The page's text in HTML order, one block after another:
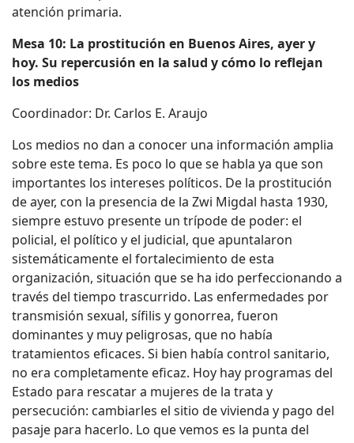
atención primaria.
Mesa 10: La prostitución en Buenos Aires, ayer y
hoy. Su repercusión en la salud y cómo lo reflejan
los medios
Coordinador: Dr. Carlos E. Araujo
Los medios no dan a conocer una información amplia
sobre este tema. Es poco lo que se habla ya que son
importantes los intereses políticos. De la prostitución
de ayer, con la presencia de la Zwi Migdal hasta 1930,
siempre estuvo presente un trípode de poder: el
policial, el político y el judicial, que apuntalaron
sistemáticamente el fortalecimiento de esta
organización, situación que se ha ido perfeccionando a
través del tiempo trascurrido. Las enfermedades por
transmisión sexual, sífilis y gonorrea, fueron
dominantes y muy peligrosas, que no había
tratamientos eficaces. Si bien había control sanitario,
no era completamente eficaz. Hoy hay programas del
Estado para rescatar a mujeres de la trata y
persecución: cambiarles el sitio de vivienda y pago del
pasaje para hacerlo. Lo que vemos es la punta del